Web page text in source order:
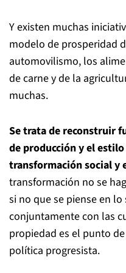
Y existen muchas
modelo de prosperidad
automovilismo, los
de carne y de la
muchas.
Se trata de reconstruir
de producción y el
transformación social y
transformación no se
si no que se piense en
conjuntamente con las
propiedad es el punto
política progresista.